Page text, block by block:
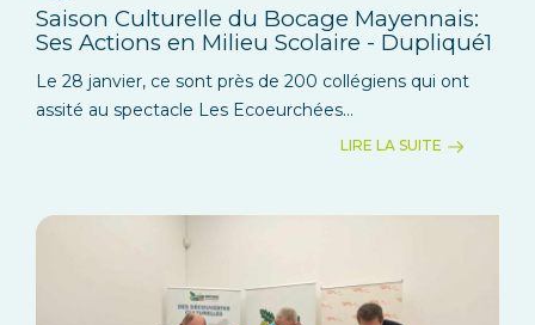
Saison Culturelle du Bocage Mayennais:
Ses Actions en Milieu Scolaire - Dupliqué1
Le 28 janvier, ce sont près de 200 collégiens qui ont
assité au spectacle Les Ecoeurchées...
LIRE LA SUITE